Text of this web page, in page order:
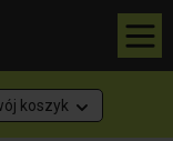
koszyk